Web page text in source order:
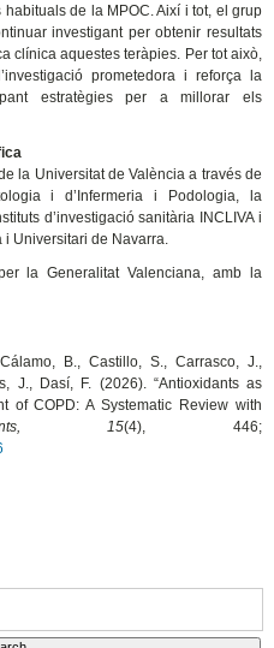
de la MPOC. Així i tot, el grup
investigant per obtenir resultats
clínica aquestes teràpies. Per tot això,
prometedora i reforça la
estratègies per a millorar els
la Universitat de València a través de
i d’Infermeria i Podologia, la
d’investigació sanitària INCLIVA i
i Universitari de Navarra.
la Generalitat Valenciana, amb la
B., Castillo, S., Carrasco, J.,
J., Dasí, F. (2026). “Antioxidants as
of COPD: A Systematic Review with
15(4), 446;